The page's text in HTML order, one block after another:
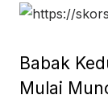
Babak
Mulai